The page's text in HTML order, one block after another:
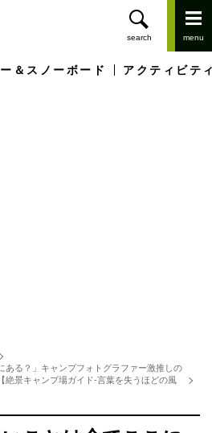
＆スノーボード アクティビテ
ある？」キャンプフォトグラファー激推しの
絶景キャンプ場ガイド-言葉を失うほどの風